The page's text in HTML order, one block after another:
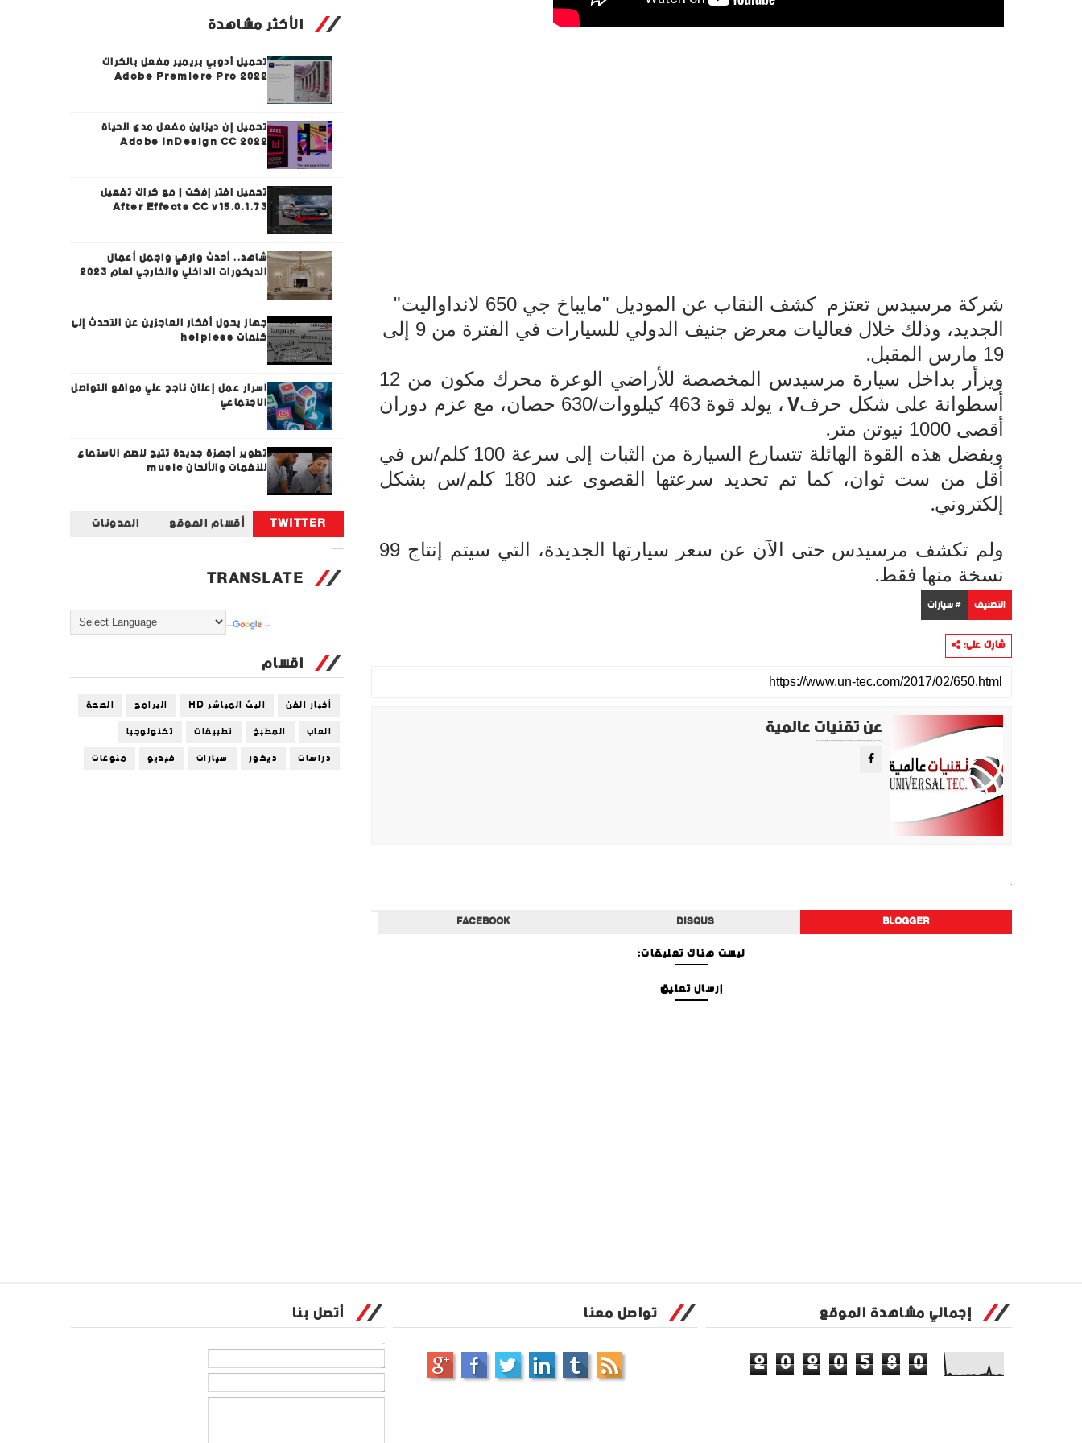
شركة مرسيدس تعتزم
كشف النقاب عن الموديل "مايباخ جي 650 لانداواليت"
الجديد، وذلك خلال فعاليات معرض جنيف الدولي للسيارات في الفترة من 9 إلى
19 مارس المقبل
.
ويزأر بداخل سيارة مرسيدس المخصصة للأراضي الوعرة محرك مكون من 12
أسطوانة على شكل حرفV
، يولد قوة 463 كيلووات/630 حصان، مع عزم دوران
أقصى 1000 نيوتن متر
.
وبفضل هذه القوة الهائلة تتسارع السيارة من الثبات إلى سرعة 100 كلم/س في
أقل من ست ثوان، كما تم تحديد سرعتها القصوى عند 180 كلم/س بشكل
إلكتروني.
ولم تكشف مرسيدس حتى الآن عن سعر سيارتها الجديدة، التي سيتم إنتاج 99
نسخة منها فقط.
التصنيف # سيارات
شارك على:
عن تقنيات عالمية
BLOGGER
DISQUS
FACEBOOK
ليست هناك تعليقات:
إرسال تعليق
الأكثر مشاهدة
تحميل أدوبي بريمير مفعل بالكراك
Adobe Premiere Pro 2022
تحميل إن ديزاين مفعل مدى الحياة
Adobe InDesign CC 2022
تحميل افتر إفكت | مع كراك تفعيل
After Effects CC v15.0.1.73
شاهد.. أحدث وارقي واجمل أعمال
الديكورات الداخلي والخارجي لعام 2023
جهاز يحول أفكار العاجزين عن التحدث إلى
كلمات helpless
اسرار عمل إعلان ناجح علي مواقع التواصل
الاجتماعي
تطوير أجهزة جديدة تتيح للصم الاستماع
للنغمات والألحان music
TWITTER أقسام الموقع المدونات
TRANSLATE
اقسام
أخبار الفن البث المباشر HD البرامج
الصحة
العاب
المطبخ تطبيقات
تكنولوجيا
دراسات
ديكور سيارات فيديو منوعات
إجمالي مشاهدة الموقع
2 0 2 0 5 8 0
تواصل معنا أتصل بنا